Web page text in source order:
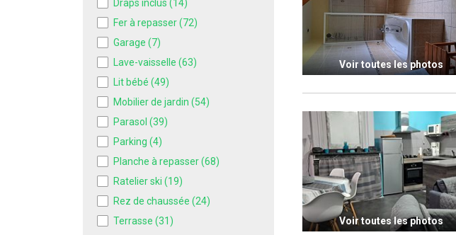
Voir toutes les photos
Voir toutes les photos
Draps inclus (14)
Fer à repasser(72)
Garage (7)
Lave-vaisselle (63)
Lit bébé (49)
Mobilier de jardin (54)
Parasol (39)
Parking (4)
Planche à repasser(68)
Ratelier ski (19)
Rez de chaussée (24)
Terrasse (31)